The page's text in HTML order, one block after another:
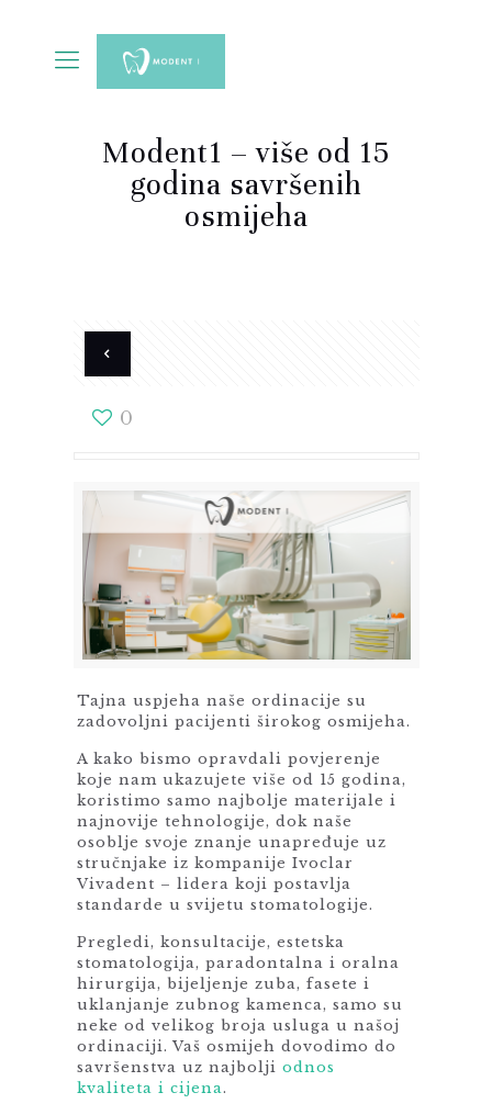
Modent1 – više od 15
godina savršenih
osmijeha
0
Tajna uspjeha naše ordinacije su
zadovoljni pacijenti širokog osmijeha.
A kako bismo opravdali povjerenje
koje nam ukazujete više od 15 godina,
koristimo samo najbolje materijale i
najnovije tehnologije, dok naše
osoblje svoje znanje unapređuje uz
stručnjake iz kompanije Ivoclar
Vivadent – lidera koji postavlja
standarde u svijetu stomatologije.
Pregledi, konsultacije, estetska
stomatologija, paradontalna i oralna
hirurgija, bijeljenje zuba, fasete i
uklanjanje zubnog kamenca, samo su
neke od velikog broja usluga u našoj
ordinaciji. Vaš osmijeh dovodimo do
savršenstva uz najbolji odnos
kvaliteta i cijena.